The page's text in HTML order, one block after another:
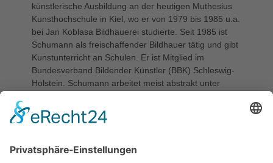
künstlerische Ausbildung an der heutigen Muthesius
Kunsthochschule in Kiel, wo er von 1979 bis 1985 u.a.
bei Jan Koblasa Bildhauerei studierte. Seit 1985 ist
Schumann als freischaffender Bildhauer tätig und gibt
Kunstunterricht an Schulen. Er ist Mitglied im
Bundesverband Bildender Künstler (BBK) Schleswig-
Holstein. Schumann arbeitet meist abstrakt unter
stark differierenden Größenmaßstäben. Er lebt und
arbeitet in Klausdorf in Schleswig-Holstein.
STIFTER